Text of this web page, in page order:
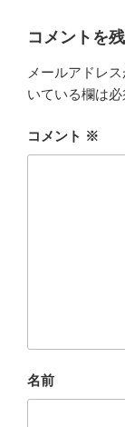
コメントを
メールアドレ
いている欄は
コメント ※
名前